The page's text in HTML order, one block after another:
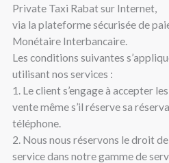
Private Taxi Rabat sur Internet,
via la plateforme sécurisée de
Monétaire Interbancaire.
Les conditions suivantes
utilisant nos services :
1. Le client s’engage à accepter
vente même s’il réserve sa
téléphone.
2. Nous nous réservons le droit
service dans notre gamme de